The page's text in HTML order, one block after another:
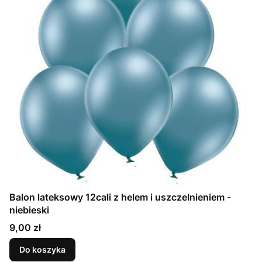
Balon lateksowy 12cali z helem i uszczelnieniem -
niebieski
Cena
9,00 zł
Do koszyka